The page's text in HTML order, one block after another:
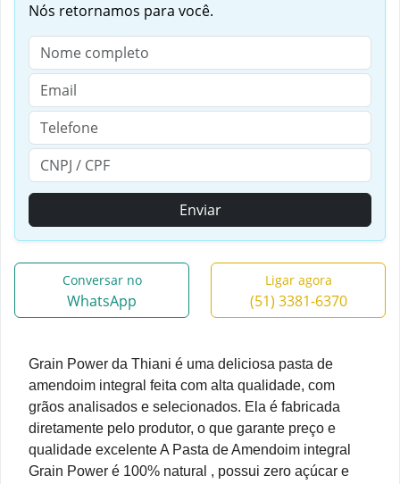
Nós retornamos para você.
Enviar
Conversar no
WhatsApp
Ligar agora
(51) 3381-6370
Grain Power da Thiani é uma deliciosa pasta de
amendoim integral feita com alta qualidade, com
grãos analisados e selecionados. Ela é fabricada
diretamente pelo produtor, o que garante preço e
qualidade excelente A Pasta de Amendoim integral
Grain Power é 100% natural , possui zero açúcar e